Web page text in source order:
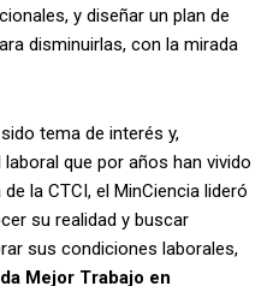
y diseñar un plan de
disminuirlas, con la mirada
tema de interés y,
que por años han vivido
la CTCI, el MinCiencia lideró
su realidad y buscar
sus condiciones laborales,
Mejor Trabajo en